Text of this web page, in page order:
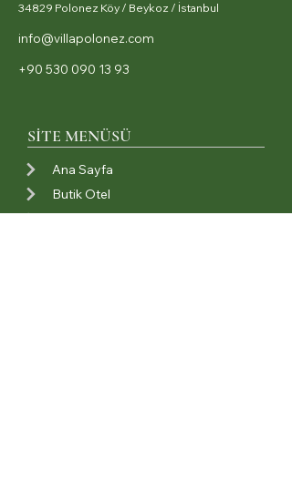
34829 Polonez Köy / Beykoz / İstanbul
info@villapolonez.com
+90 530 090 13 93
SİTE MENÜSÜ
Ana Sayfa
Butik Otel